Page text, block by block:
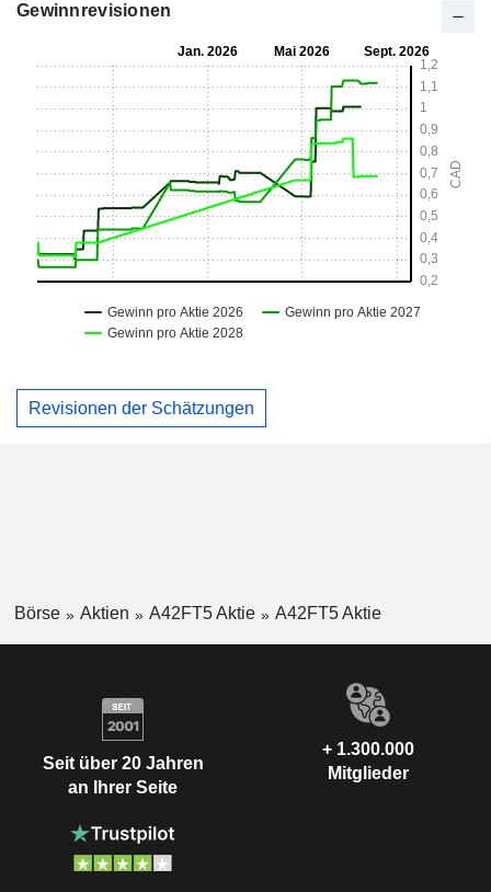
Gewinnrevisionen
Revisionen der Schätzungen
Börse Aktien A42FT5 Aktie A42FT5 Aktie
Seit über 20 Jahren
an Ihrer Seite
+ 1.300.000
Mitglieder